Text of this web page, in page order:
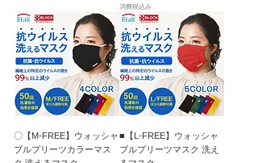
消費税込み
〇【M-FREE】ウォッシャ
ブルプリーツカラーマス
■【L-FREE】ウォッシャ
ブルプリーツマスク 洗え